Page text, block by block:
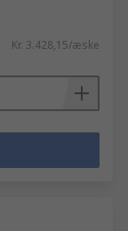
Kr. 3.428,15/æske